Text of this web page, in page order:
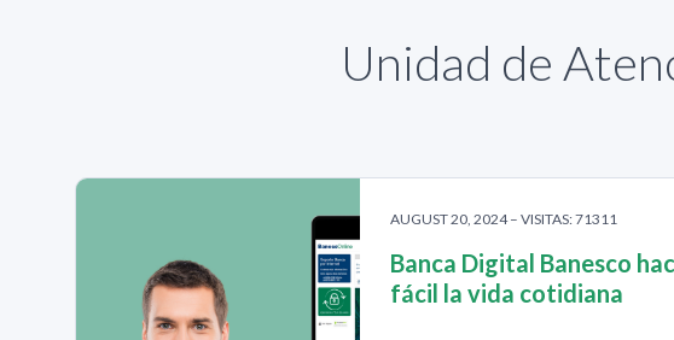
Unidad de
AUGUST 20, 2024 – VISITAS: 71311
Banca Digital Banesco
fácil la vida cotidiana